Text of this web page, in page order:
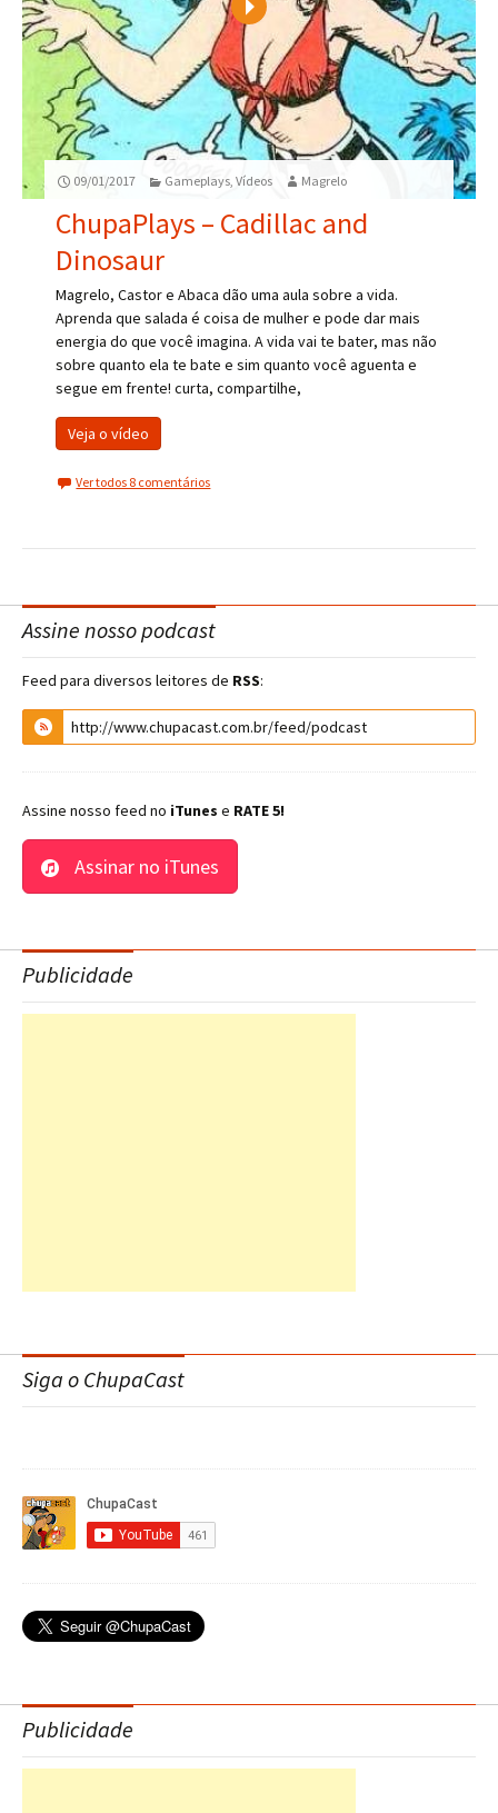
09/01/2017 Gameplays ,Vídeos Magrelo
ChupaPlays – Cadillac and
Dinosaur
Magrelo, Castor e Abaca dão uma aula sobre a vida.
Aprenda que salada é coisa de mulher e pode dar mais
energia do que você imagina. A vida vai te bater, mas não
sobre quanto ela te bate e sim quanto você aguenta e
segue em frente! curta, compartilhe,
Veja o vídeo
Ver todos 8 comentários
Assine nosso podcast
Feed para diversos leitores de RSS:
Assine nosso feed no iTunes e RATE 5!
Assinar no iTunes
Publicidade
Siga o ChupaCast
Publicidade